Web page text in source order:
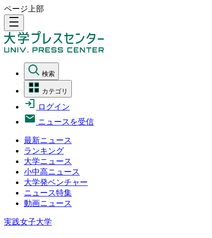
ページ上部
density_medium
検索
カテゴリ
ログイン
ニュースを受信
最新ニュース
ランキング
大学ニュース
小中高ニュース
大学発ベンチャー
ニュース特集
動画ニュース
実践女子大学